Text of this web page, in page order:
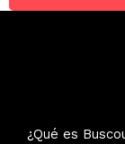
¿Qué es